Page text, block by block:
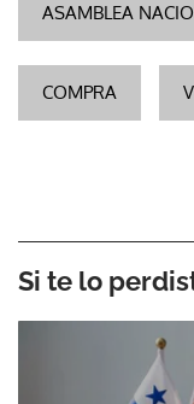
ASAMBLEA
COMPRA
Si te lo